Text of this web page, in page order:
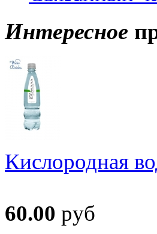
Интересное
Кислородная
60.00 руб